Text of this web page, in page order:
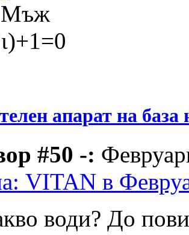
апарат на
#50 -:
VITAN в
води? До